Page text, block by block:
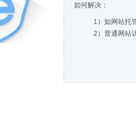
如何解决：
1）如网站托
2）普通网站